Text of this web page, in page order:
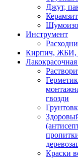
Джут,
Керамзит
Инструмент
Кирпич, ЖБИ,
гвозди
Краски